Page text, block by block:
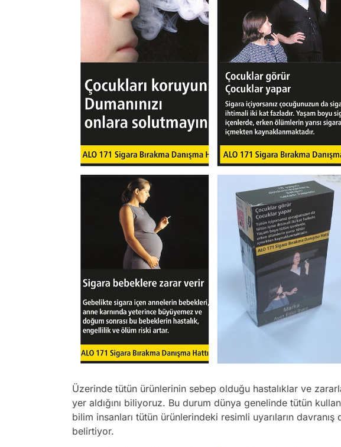
Üzerinde tütün ürünlerinin sebep olduğu hastalıklar ve
yer aldığını biliyoruz. Bu durum dünya genelinde tütün
bilim insanları tütün ürünlerindeki resimli uyarıların
belirtiyor.